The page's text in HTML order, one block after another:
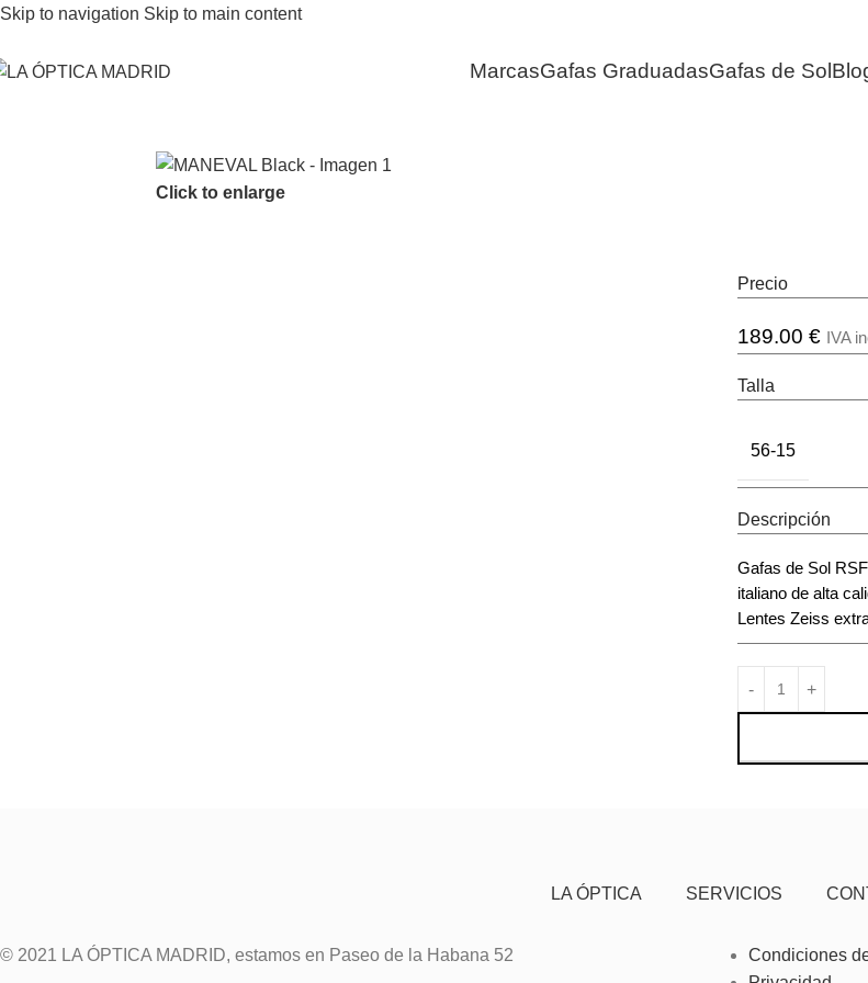
Skip to navigation Skip to main content
MarcasGafas GraduadasGafas de Sol
Click to enlarge
Precio
189.00 € IVA
Talla
56-15
Descripción
Gafas de Sol
italiano de alta
Lentes Zeiss
LA ÓPTICA SERVICIOS
© 2021 LA ÓPTICA MADRID, estamos en Paseo de la Habana 52
Condiciones